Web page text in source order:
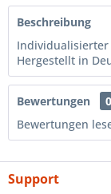
Beschreibung
Individualisierter
Hergestellt in
Bewertungen
0
Bewertungen
Support